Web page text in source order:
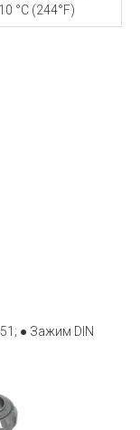
°C (244°F)
● Зажим DIN